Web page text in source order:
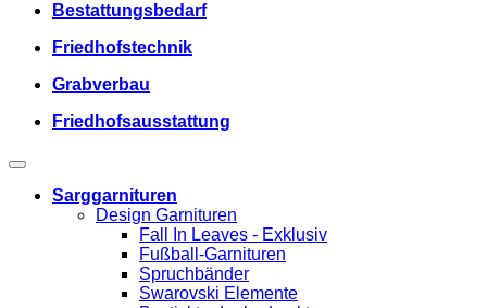
Bestattungsbedarf
Friedhofstechnik
Grabverbau
Friedhofsausstattung
Sarggarnituren
Design Garnituren
Fall In Leaves - Exklusiv
Fußball-Garnituren
Spruchbänder
Swarovski Elemente